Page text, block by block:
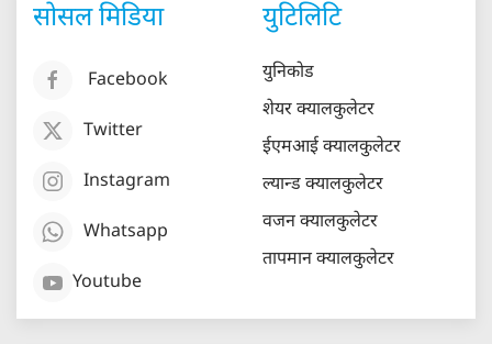
सोसल मिडिया
Facebook
Twitter
Instagram
Whatsapp
Youtube
युटिलिटि
युनिकोड
शेयर क्यालकुलेटर
ईएमआई क्यालकुलेटर
ल्यान्ड क्यालकुलेटर
वजन क्यालकुलेटर
तापमान क्यालकुलेटर